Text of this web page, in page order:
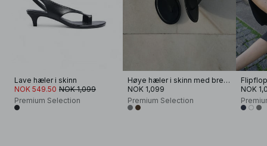
Lave hæler i skinn
NOK 549.50 NOK 1,099
Premium Selection
Høye hæler i skinn med brede stropper
NOK 1,099
Premium Selection
NOK